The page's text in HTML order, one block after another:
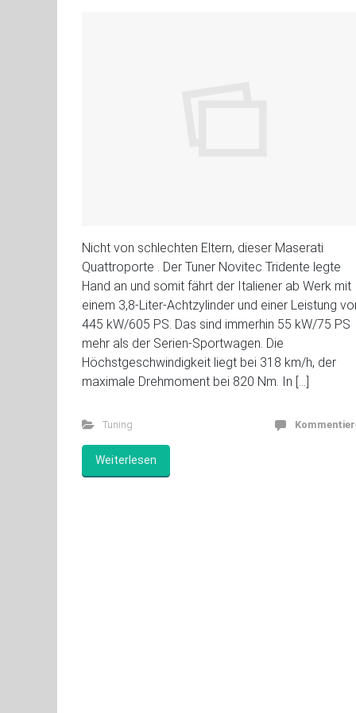
Nicht von schlechten Eltern, dieser Maserati
Quattroporte . Der Tuner Novitec Tridente legte
Hand an und somit fährt der Italiener ab Werk mit
einem 3,8-Liter-Achtzylinder und einer Leistung
445 kW/605 PS. Das sind immerhin 55 kW/75 PS
mehr als der Serien-Sportwagen. Die
Höchstgeschwindigkeit liegt bei 318 km/h, der
maximale Drehmoment bei 820 Nm. In […]
Tuning
Weiterlesen